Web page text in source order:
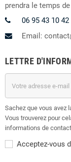
prendra le temps
06 95 43 10 42
Email:
LETTRE
Sachez que vous avez
Vous trouverez pour
informations de
Acceptez-vous